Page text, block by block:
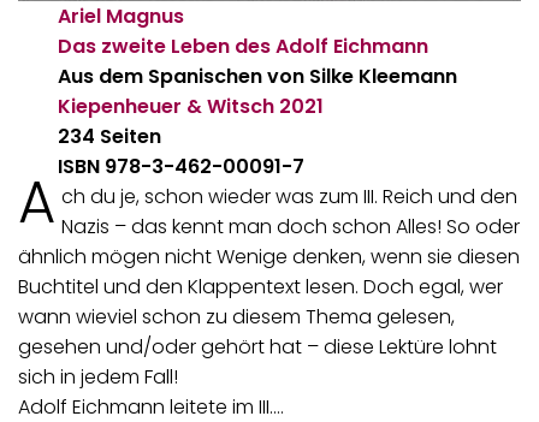
Ariel Magnus
Das zweite Leben des Adolf Eichmann
Aus dem Spanischen von Silke Kleemann
Kiepenheuer & Witsch 2021
234 Seiten
ISBN 978-3-462-00091-7
A ch du je, schon wieder was zum III. Reich und den
Nazis – das kennt man doch schon Alles! So oder
ähnlich mögen nicht Wenige denken, wenn sie diesen
Buchtitel und den Klappentext lesen. Doch egal, wer
wann wieviel schon zu diesem Thema gelesen,
gesehen und/oder gehört hat – diese Lektüre lohnt
sich in jedem Fall!
Adolf Eichmann leitete im III.…